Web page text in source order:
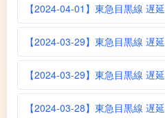
【2024-04-01】東急目黒線 遅延
【2024-03-29】東急目黒線 遅延
【2024-03-29】東急目黒線 遅延
【2024-03-28】東急目黒線 遅延